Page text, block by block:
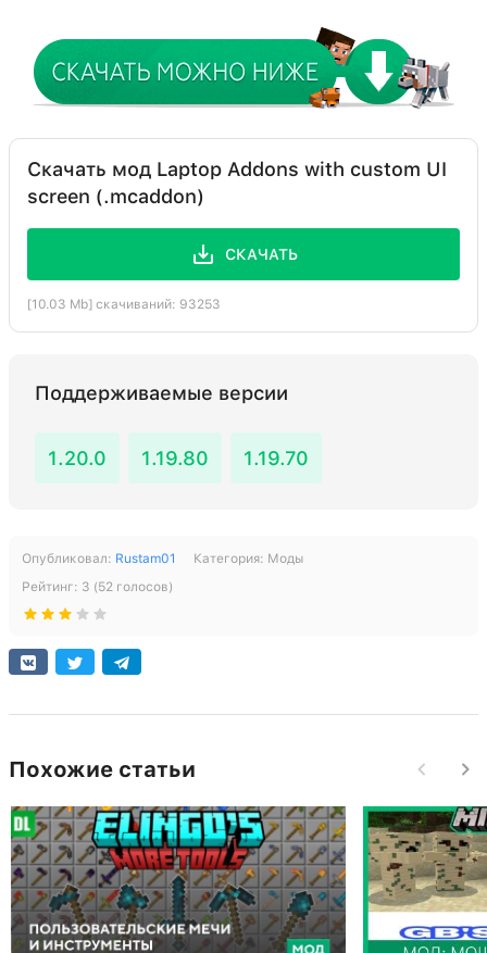
Скачать мод Laptop Addons with custom UI
screen (.mcaddon)
СКАЧАТЬ
[10.03 Mb] скачиваний: 93253
Поддерживаемые версии
1.20.0 1.19.80 1.19.70
Опубликовал: Rustam01 Категория: Моды
Рейтинг: 3 (52 голосов)
Похожие статьи